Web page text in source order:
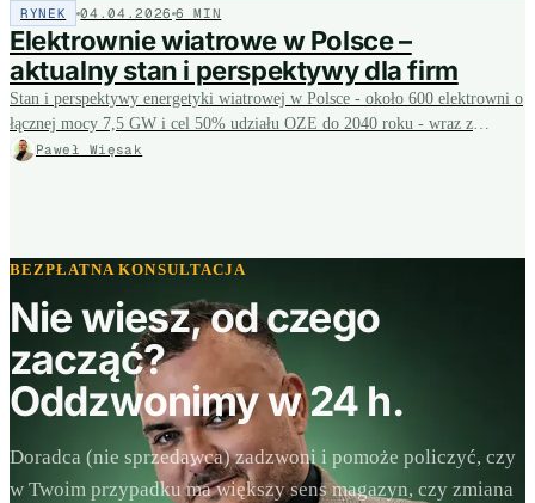
RYNEK 04.04.2026 6 MIN
Elektrownie wiatrowe w Polsce –
aktualny stan i perspektywy dla firm
Stan i perspektywy energetyki wiatrowej w Polsce - około 600 elektrowni o
łącznej mocy 7,5 GW i cel 50% udziału OZE do 2040 roku - wraz z
zaletami, wadami i wyzwaniami branży. Dla firmy rosnący udział taniej
Paweł Więsak
BEZPŁATNA KONSULTACJA
Nie wiesz, od czego
zacząć?
Oddzwonimy w 24 h.
Doradca (nie sprzedawca) zadzwoni i pomoże policzyć, czy
w Twoim przypadku ma większy sens magazyn, czy zmiana